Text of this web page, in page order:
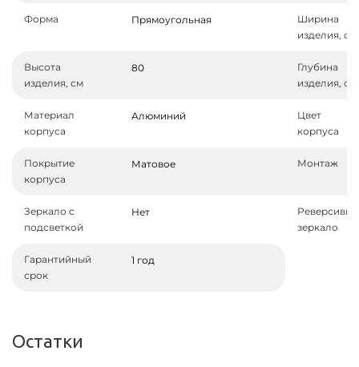
Форма Прямоугольная
Ширина
изделия, см
Высота
изделия, см
80
Глубина
изделия, см
Материал
корпуса
Алюминий
Цвет
корпуса
Покрытие
корпуса
Матовое Монтаж
Зеркало с
подсветкой
Нет
зеркало
Гарантийный
срок
1 год
Остатки